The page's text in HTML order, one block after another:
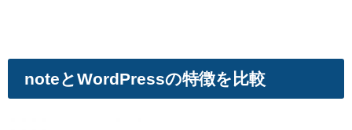
noteとWordPressの特徴を比較